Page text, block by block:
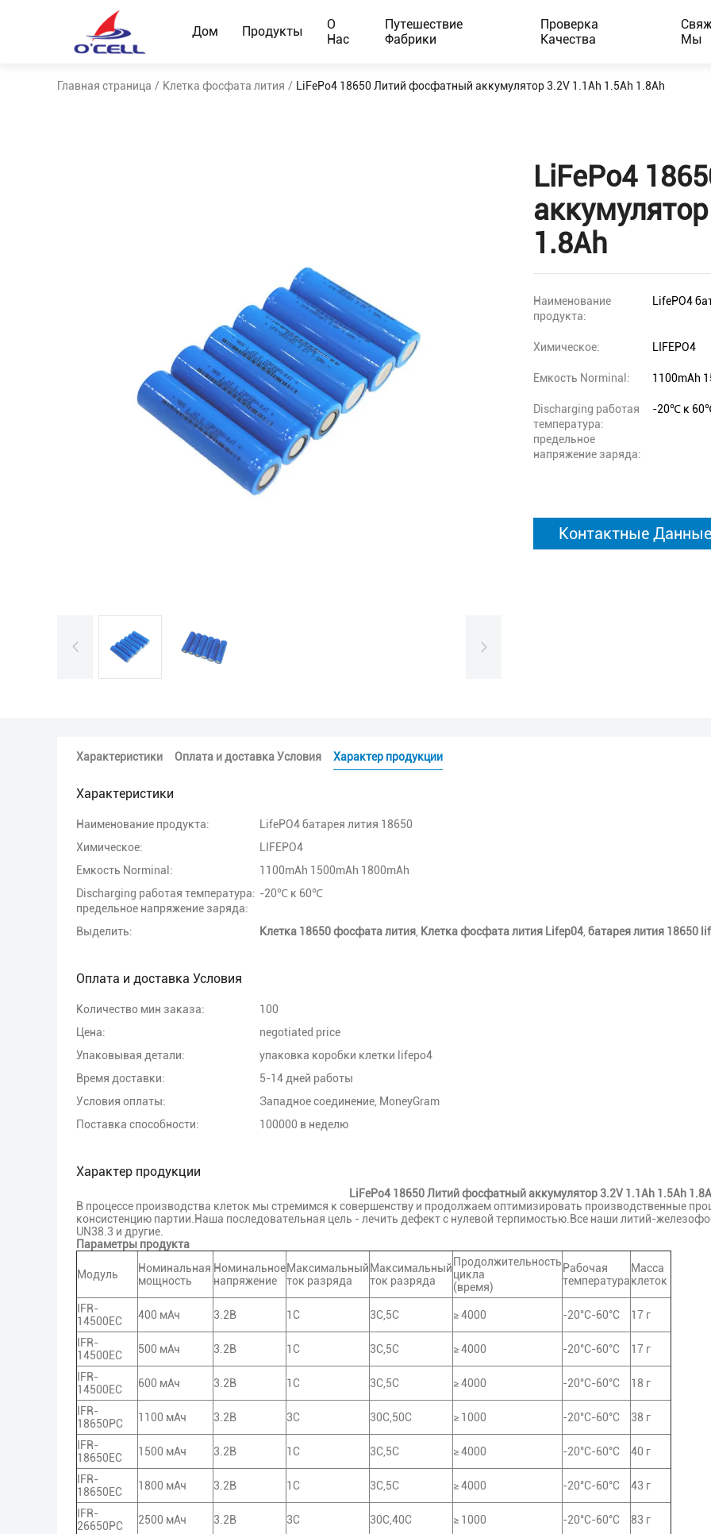
Дом Продукты
О
Нас
Путешествие
Фабрики
Проверка
Качества
Мы
Главная страница / Клетка фосфата лития / LiFePo4 18650 Литий фосфатный аккумулятор 3.2V 1.1Ah 1.5Ah 1.8Ah
LiFePo4
1.8Ah
Наименование
продукта:
LifePO4
Химическое: LIFEPO4
Емкость Norminal: 1100mAh
Discharging работая
температура:
предельное
напряжение заряда:
-20℃ к
Контактные Данные
Характеристики Оплата и доставка Условия Характер продукции
Характеристики
Наименование продукта:
LifePO4 батарея лития 18650
Химическое:
LIFEPO4
Емкость Norminal:
1100mAh 1500mAh 1800mAh
Discharging работая температура:
предельное напряжение заряда:
-20℃ к 60℃
Выделить: Клетка 18650 фосфата лития Клетка фосфата лития Lifep04 батарея лития 18650
Оплата и доставка Условия
Количество мин заказа:
100
Цена:
negotiated price
Упаковывая детали:
упаковка коробки клетки lifepo4
Время доставки:
5-14 дней работы
Условия оплаты:
Западное соединение, MoneyGram
Поставка способности:
100000 в неделю
Характер продукции
LiFePo4 18650 Литий фосфатный аккумулятор 3.2V 1.1Ah 1.5Ah
В процессе производства клеток мы стремимся к совершенству и продолжаем оптимизировать производственные
консистенцию партии.Наша последовательная цель - лечить дефект с нулевой терпимостью.Все наши литий-
UN38.3 и другие.
Параметры продукта
Модуль
Номинальная
мощность
Номинальное
напряжение
Максимальный
ток разряда
Максимальный
ток разряда
Продолжительность
цикла
(время)
Рабочая
температура
Масса
клеток
IFR-
14500EC
400 мАч 3.2В 1С 3C,5C ≥ 4000 -20°C-60°C 17 г
IFR-
14500EC
500 мАч 3.2В 1С 3C,5C ≥ 4000 -20°C-60°C 17 г
IFR-
14500EC
600 мАч 3.2В 1С 3C,5C ≥ 4000 -20°C-60°C 18 г
IFR-
18650PC
1100 мАч 3.2В 3С 30C,50C ≥ 1000 -20°C-60°C 38 г
IFR-
18650EC
1500 мАч 3.2В 1С 3C,5C ≥ 4000 -20°C-60°C 40 г
IFR-
18650EC
1800 мАч 3.2В 1С 3C,5C ≥ 4000 -20°C-60°C 43 г
IFR-
26650PC
2500 мАч 3.2В 3С 30C,40C ≥ 1000 -20°C-60°C 83 г